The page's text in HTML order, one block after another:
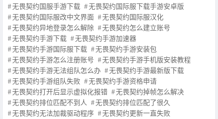
无畏契约国服手游下载
无畏契约国际服下载手游安卓版
无畏契约国际服改中文界面
无畏契约国际服汉化
无畏契约异地登录怎么解除
无畏契约怎么建立账号
无畏契约手游下载
无畏契约手游加速器
无畏契约手游国际服下载
无畏契约手游安装包
无畏契约手游怎么注册账号
无畏契约手游手机版安装教程
无畏契约手游无法组队怎么办
无畏契约手游最新版下载
无畏契约手游组队失败
无畏契约手游资格申请
无畏契约打开后显示虚拟化报错
无畏契约掉帧怎么解决
无畏契约排位匹配不到人
无畏契约排位匹配了很久
无畏契约无法加裁驱动程序
无畏契约更新一直失败